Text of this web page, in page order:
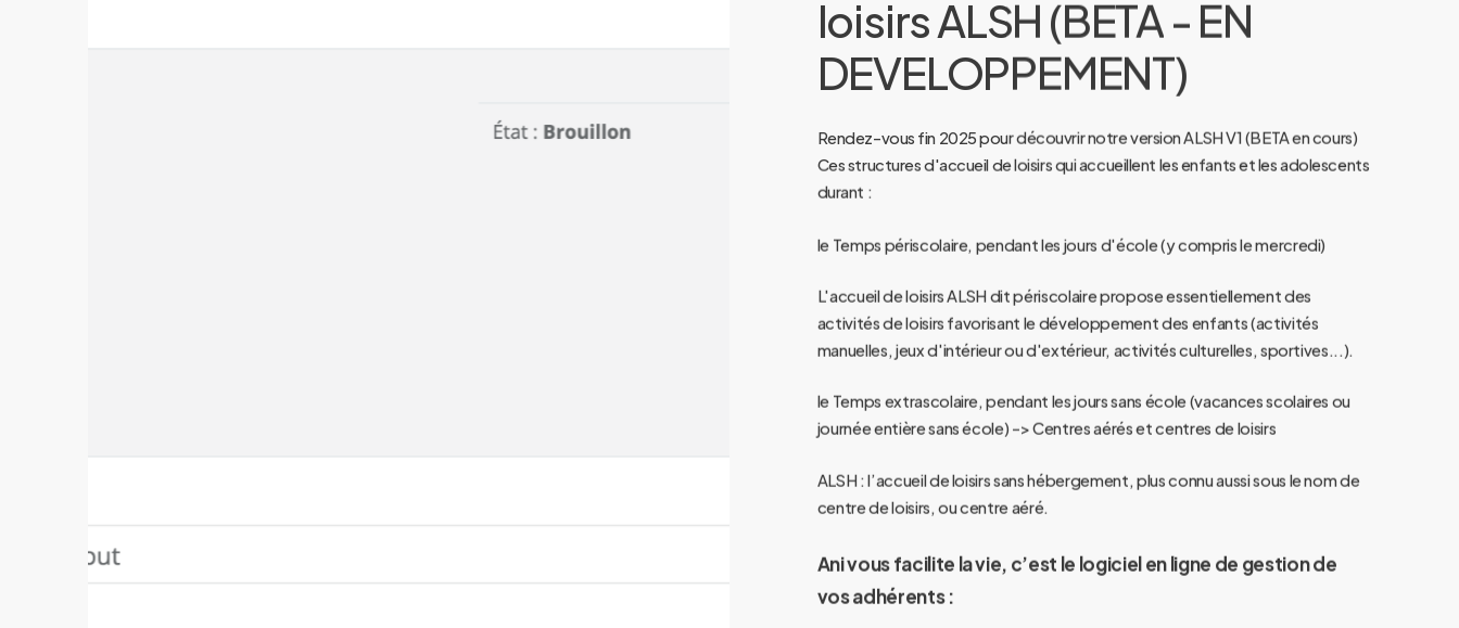
loisirsALSH(BETA-EN
DEVELOPPEMENT)
Rendez-vous fin 2025 pour découvrir notre version ALSH V1 (BETA en cours)
Ces structures d'accueil de loisirs qui accueillent les enfants et les adolescents
durant :
le Temps périscolaire, pendant les jours d'école (y compris le mercredi)
L'accueil de loisirs ALSH dit périscolaire propose essentiellement des
activités de loisirs favorisant le développement des enfants (activités
manuelles, jeux d'intérieur ou d'extérieur, activités culturelles, sportives...).
le Temps extrascolaire, pendant les jours sans école (vacances scolaires ou
journée entière sans école) -> Centres aérés et centres de loisirs
ALSH : l’accueil de loisirs sans hébergement, plus connu aussi sous le nom de
centre de loisirs, ou centre aéré.
Ani vous facilite la vie, c’est le logiciel en ligne de gestion de
vos adhérents :